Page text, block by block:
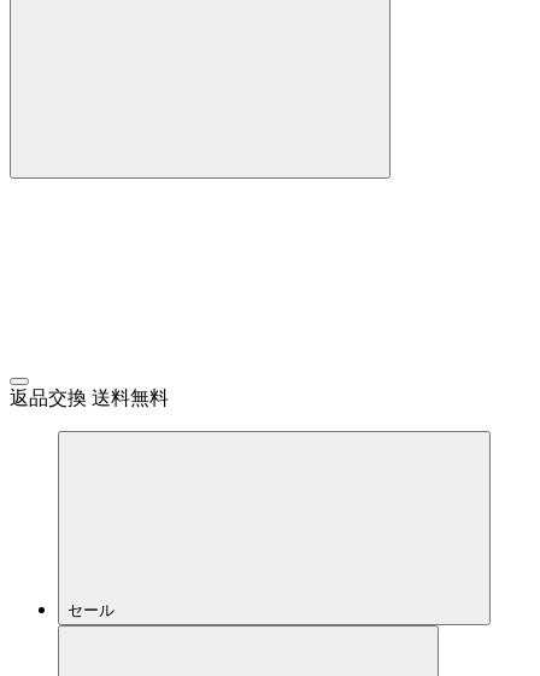
返品交換 送料無料
セール